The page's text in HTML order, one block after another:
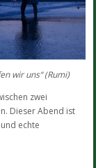
wir uns“ (Rumi)
zwei
Dieser Abend ist
echte